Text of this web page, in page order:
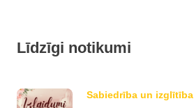
Līdzīgi notikumi
Sabiedrība un izglītība